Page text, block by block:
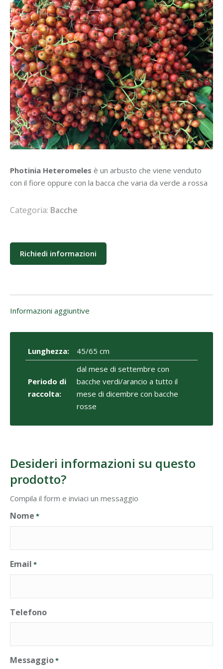
Photinia Heteromeles è un arbusto che viene venduto
con il fiore oppure con la bacca che varia da verde a rossa
Categoria: Bacche
Richiedi informazioni
Informazioni aggiuntive
Lunghezza: 45/65 cm
Periodo di
raccolta:
dal mese di settembre con
bacche verdi/arancio a tutto il
mese di dicembre con bacche
rosse
Desideri informazioni su questo
prodotto?
Compila il form e inviaci un messaggio
Nome *
Email *
Telefono
Messaggio*